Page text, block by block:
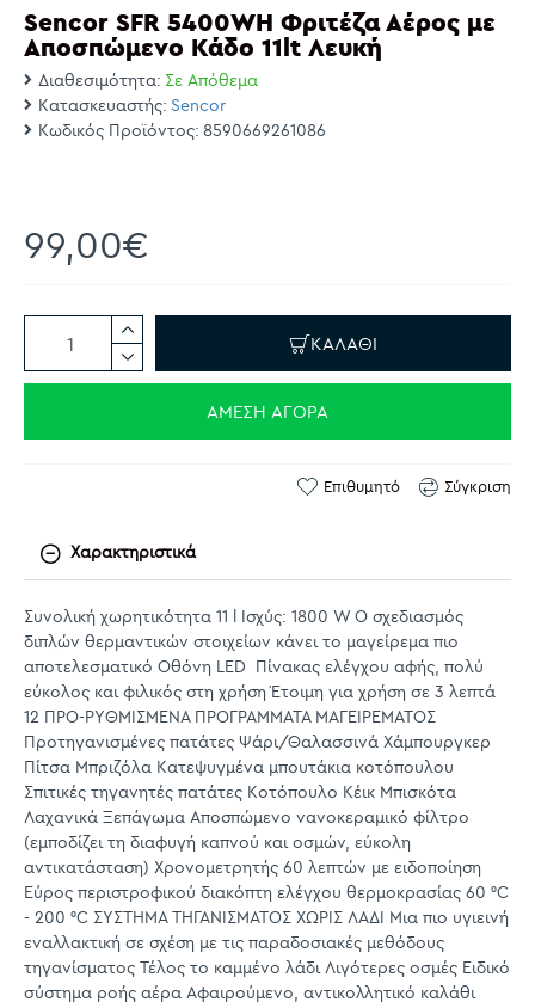
Sencor SFR 5400WH Φριτέζα Αέρος με
Αποσπώμενο Κάδο 11lt Λευκή
Διαθεσιμότητα: Σε Απόθεμα
Κατασκευαστής: Sencor
Κωδικός Προϊόντος: 8590669261086
99,00€
ΚΑΛΆΘΙ
ΆΜΕΣΗ ΑΓΟΡΆ
Επιθυμητό Σύγκριση
Χαρακτηριστικά
Συνολική χωρητικότητα 11 l Ισχύς: 1800 W Ο σχεδιασμός
διπλών θερμαντικών στοιχείων κάνει το μαγείρεμα πιο
αποτελεσματικό Οθόνη LED Πίνακας ελέγχου αφής, πολύ
εύκολος και φιλικός στη χρήση Έτοιμη για χρήση σε 3 λεπτά
12 ΠΡΟ-ΡΥΘΜΙΣΜΕΝΑ ΠΡΟΓΡΑΜΜΑΤΑ ΜΑΓΕΙΡΕΜΑΤΟΣ
Προτηγανισμένες πατάτες Ψάρι/Θαλασσινά Χάμπουργκερ
Πίτσα Μπριζόλα Κατεψυγμένα μπουτάκια κοτόπουλου
Σπιτικές τηγανητές πατάτες Κοτόπουλο Κέικ Μπισκότα
Λαχανικά Ξεπάγωμα Αποσπώμενο νανοκεραμικό φίλτρο
(εμποδίζει τη διαφυγή καπνού και οσμών, εύκολη
αντικατάσταση) Χρονομετρητής 60 λεπτών με ειδοποίηση
Εύρος περιστροφικού διακόπτη ελέγχου θερμοκρασίας 60 °C
- 200 °C ΣΥΣΤΗΜΑ ΤΗΓΑΝΙΣΜΑΤΟΣ ΧΩΡΙΣ ΛΑΔΙ Μια πιο υγιεινή
εναλλακτική σε σχέση με τις παραδοσιακές μεθόδους
τηγανίσματος Τέλος το καμμένο λάδι Λιγότερες οσμές Ειδικό
σύστημα ροής αέρα Αφαιρούμενο, αντικολλητικό καλάθι